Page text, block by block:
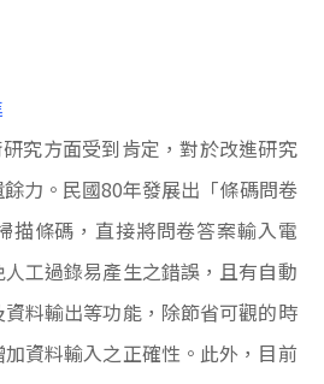
究方面受到肯定，對於改進研究
力。民國80年發展出 「條碼問卷
描條碼，直接將問卷答案輸入電
工過錄易產生之錯誤，且有自動
料輸出等功能，除節省可觀的時
資料輸入之正確性。此外，目前